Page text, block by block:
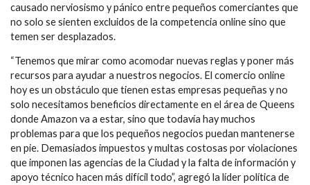
causado nerviosismo y pánico entre pequeños comerciantes que
no solo se sienten excluidos de la competencia online sino que
temen ser desplazados.
“Tenemos que mirar como acomodar nuevas reglas y poner más
recursos para ayudar a nuestros negocios. El comercio online
hoy es un obstáculo que tienen estas empresas pequeñas y no
solo necesitamos beneficios directamente en el área de Queens
donde Amazon va a estar, sino que todavía hay muchos
problemas para que los pequeños negocios puedan mantenerse
en pie. Demasiados impuestos y multas costosas por violaciones
que imponen las agencias de la Ciudad y la falta de información y
apoyo técnico hacen más difícil todo”, agregó la líder política de